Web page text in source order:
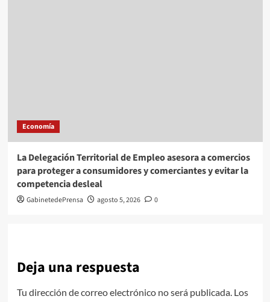
Economía
La Delegación Territorial de Empleo asesora a comercios
para proteger a consumidores y comerciantes y evitar la
competencia desleal
GabinetedePrensa agosto 5, 2026 0
Deja una respuesta
Tu dirección de correo electrónico no será publicada. Los